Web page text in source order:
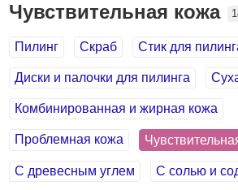
Чувствительная кожа
Пилинг Скраб Стик для
Диски и палочки для пилинга
Комбинированная и жирная кожа
Проблемная кожа
С древесным углем С солью и